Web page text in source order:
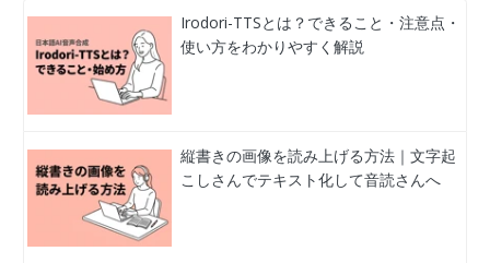
Irodori-TTSとは？できること・注意点・
使い方をわかりやすく解説
縦書きの画像を読み上げる方法｜文字起
こしさんでテキスト化して音読さんへ